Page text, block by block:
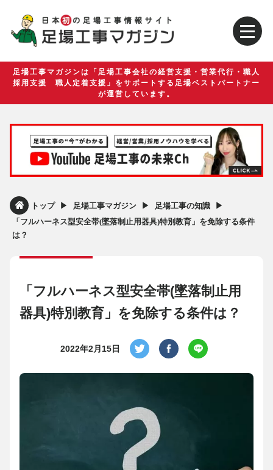
足場工事マガジンは「足場工事会社の経営支援・営業代行・職人
採用支援 職人定着支援」をサポートする足場ベストパートナー
が運営しています。
トップ ▶︎ 足場工事マガジン ▶︎ 足場工事の知識 ▶︎
「フルハーネス型安全帯(墜落制止用器具)特別教育」を免除する条件
は？
「フルハーネス型安全帯(墜落制止用
器具)特別教育」を免除する条件は？
2022年2月15日